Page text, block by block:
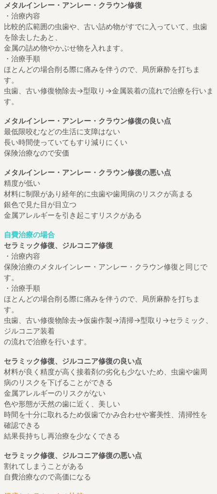
メタルインレー・アンレー・クラウン修復
・治療内容
比較的広範囲の虫歯や、古い詰め物がすでに入っていて、虫歯
を除去したあと、
金属の詰め物やかぶせ物を入れます。
・治療手順
ほとんどの場合削る際に痛みを伴うので、局所麻酔を打ちま
す。
虫歯、古い修復物除去→型取り→金属装着の流れで治療を行いま
す。
メタルインレー・アンレー・クラウン修復の良い点
最低限咬むなどの生活に支障はない
長い時間使っていてもすり減りにくい
保険治療なので安価
メタルインレー・アンレー・クラウン修復の悪い点
精度が低い
材料に制限があり経年的に虫歯や歯周病のリスクが高まる
銀色で見た目が目立つ
金属アレルギーを引き起こすリスクがある
自費治療の場合
セラミック修復、ジルコニア修復
・治療内容
保険治療のメタルインレー・アンレー・クラウン修復と同じで
す。
・治療手順
ほとんどの場合削る際に痛みを伴うので、局所麻酔を打ちま
す。
虫歯、古い修復物除去→仮歯作製→清掃→型取り→セラミック、
ジルコニア装着
の流れで治療を行います。
セラミック修復、ジルコニア修復の良い点
材料が良く精度が高く接着剤の劣化も少ないため、虫歯や歯周
病のリスクを下げることができる
金属アレルギーのリスクがない
色や形態が天然の歯に近く、美しい
時間を十分に取れるため仮歯でかみ合わせや審美性、清掃性を
確認できる
結果長持ちし再治療を少なくできる
セラミック修復、ジルコニア修復の悪い点
割れてしまうことがある
自費治療なので高価になる